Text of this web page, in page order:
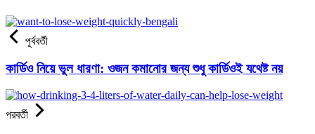
পূর্ববর্তী
কার্ডিও নিয়ে ভুল ধারণা: ওজন কমানোর জন্য শুধু কার্ডিওই যথেষ্ট নয়
পরবর্তী